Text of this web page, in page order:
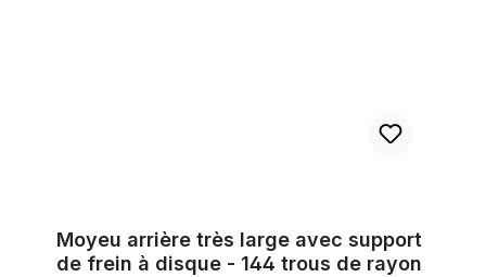
Moyeu arrière très large avec support
de frein à disque - 144 trous de rayon